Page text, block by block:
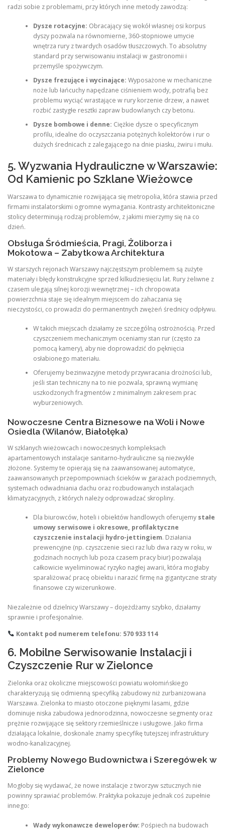
radzi sobie z problemami, przy których inne metody zawodzą:
Dysze rotacyjne: Obracający się wokół własnej osi korpus
dyszy pozwala na równomierne, 360-stopniowe umycie
wnętrza rury z twardych osadów tłuszczowych. To absolutny
standard przy serwisowaniu instalacji w gastronomii i
przemyśle spożywczym.
Dysze frezujące i wycinające: Wyposażone w mechaniczne
noże lub łańcuchy napędzane ciśnieniem wody, potrafią bez
problemu wyciąć wrastające w rury korzenie drzew, a nawet
rozbić zastygłe resztki zapraw budowlanych czy betonu.
Dysze bombowe i denne: Ciężkie dysze o specyficznym
profilu, idealne do oczyszczania potężnych kolektorów i rur o
dużych średnicach z zalegającego na dnie piasku, żwiru i mułu.
5. Wyzwania Hydrauliczne w Warszawie:
Od Kamienic po Szklane Wieżowce
Warszawa to dynamicznie rozwijająca się metropolia, która stawia przed
firmami instalatorskimi ogromne wymagania. Kontrasty architektoniczne
stolicy determinują rodzaj problemów, z jakimi mierzymy się na co
dzień.
Obsługa Śródmieścia, Pragi, Żoliborza i
Mokotowa – Zabytkowa Architektura
W starszych rejonach Warszawy najczęstszym problemem są zużyte
materiały i błędy konstrukcyjne sprzed kilkudziesięciu lat. Rury żeliwne z
czasem ulegają silnej korozji wewnętrznej – ich chropowata
powierzchnia staje się idealnym miejscem do zahaczania się
nieczystości, co prowadzi do permanentnych zwężeń średnicy odpływu.
W takich miejscach działamy ze szczególną ostrożnością. Przed
czyszczeniem mechanicznym oceniamy stan rur (często za
pomocą kamery), aby nie doprowadzić do pęknięcia
osłabionego materiału.
Oferujemy bezinwazyjne metody przywracania drożności lub,
jeśli stan techniczny na to nie pozwala, sprawną wymianę
uszkodzonych fragmentów z minimalnym zakresem prac
wyburzeniowych.
Nowoczesne Centra Biznesowe na Woli i Nowe
Osiedla (Wilanów, Białołęka)
W szklanych wieżowcach i nowoczesnych kompleksach
apartamentowych instalacje sanitarno-hydrauliczne są niezwykle
złożone. Systemy te opierają się na zaawansowanej automatyce,
zaawansowanych przepompowniach ścieków w garażach podziemnych,
systemach odwadniania dachu oraz rozbudowanych instalacjach
klimatyzacyjnych, z których należy odprowadzać skropliny.
Dla biurowców, hoteli i obiektów handlowych oferujemy stałe
umowy serwisowe i okresowe, profilaktyczne
czyszczenie instalacji hydro-jettingiem. Działania
prewencyjne (np. czyszczenie sieci raz lub dwa razy w roku, w
godzinach nocnych lub poza czasem pracy biur) pozwalają
całkowicie wyeliminować ryzyko nagłej awarii, która mogłaby
sparaliżować pracę obiektu i narazić firmę na gigantyczne straty
finansowe czy wizerunkowe.
Niezależnie od dzielnicy Warszawy – dojeżdżamy szybko, działamy
sprawnie i profesjonalnie.
Kontakt pod numerem telefonu: 570 933 114
6. Mobilne Serwisowanie Instalacji i
Czyszczenie Rur w Zielonce
Zielonka oraz okoliczne miejscowości powiatu wołomińskiego
charakteryzują się odmienną specyfiką zabudowy niż zurbanizowana
Warszawa. Zielonka to miasto otoczone pięknymi lasami, gdzie
dominuje niska zabudowa jednorodzinna, nowoczesne segmenty oraz
prężnie rozwijające się sektory rzemieślnicze i usługowe. Jako firma
działająca lokalnie, doskonale znamy specyfikę tutejszej infrastruktury
wodno-kanalizacyjnej.
Problemy Nowego Budownictwa i Szeregówek w
Zielonce
Mogłoby się wydawać, że nowe instalacje z tworzyw sztucznych nie
powinny sprawiać problemów. Praktyka pokazuje jednak coś zupełnie
innego:
Wady wykonawcze deweloperów: Pośpiech na budowach